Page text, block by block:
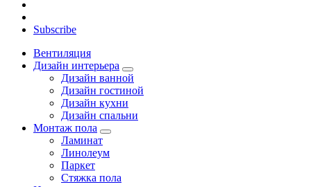
Subscribe
Вентиляция
Дизайн интерьера
Дизайн ванной
Дизайн гостиной
Дизайн кухни
Дизайн спальни
Монтаж пола
Ламинат
Линолеум
Паркет
Стяжка пола